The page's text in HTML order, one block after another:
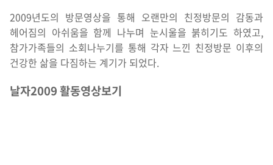
2009년도의 방문영상을 통해 오랜만의 친정방문의 감동과
헤어짐의 아쉬움을 함께 나누며 눈시울을 붉히기도 하였고,
참가가족들의 소회나누기를 통해 각자 느낀 친정방문 이후의
건강한 삶을 다짐하는 계기가 되었다.
날자2009 활동영상보기